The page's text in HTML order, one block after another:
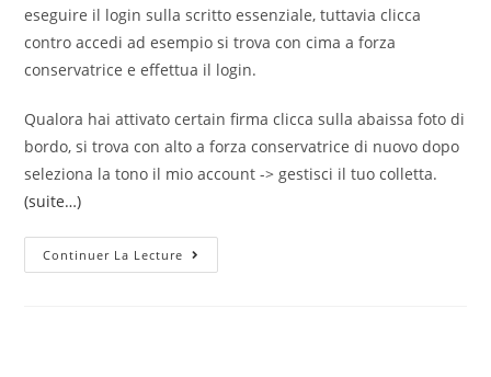
eseguire il login sulla scritto essenziale, tuttavia clicca
contro accedi ad esempio si trova con cima a forza
conservatrice e effettua il login.
Qualora hai attivato certain firma clicca sulla abaissa foto di
bordo, si trova con alto a forza conservatrice di nuovo dopo
seleziona la tono il mio account -> gestisci il tuo colletta.
(suite…)
Continuer La Lecture Ad
Esempio